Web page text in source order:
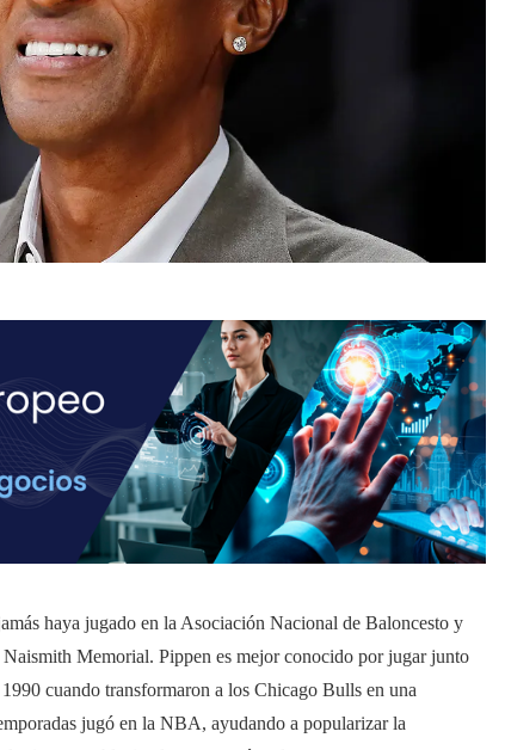
haya jugado en la Asociación Nacional de Baloncesto y
Memorial. Pippen es mejor conocido por jugar junto
cuando transformaron a los Chicago Bulls en una
jugó en la NBA, ayudando a popularizar la